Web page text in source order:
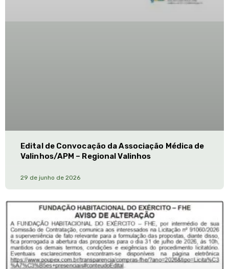
Edital de Convocação da Associação Médica de
Valinhos/APM – Regional Valinhos
29 de junho de 2026